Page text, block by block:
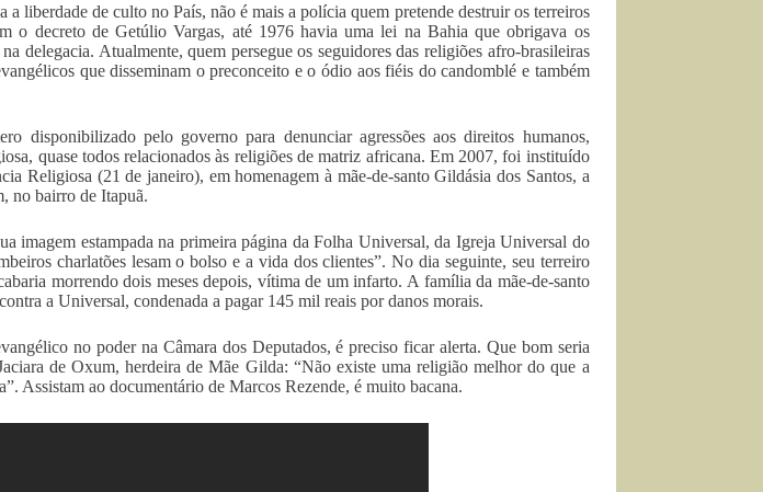
a liberdade de culto no País, não é mais a polícia quem pretende destruir os terreiros
o decreto de Getúlio Vargas, até 1976 havia uma lei na Bahia que obrigava os
delegacia. Atualmente, quem persegue os seguidores das religiões afro-brasileiras
que disseminam o preconceito e o ódio aos fiéis do candomblé e também
disponibilizado pelo governo para denunciar agressões aos direitos humanos,
quase todos relacionados às religiões de matriz africana. Em 2007, foi instituído
Religiosa (21 de janeiro), em homenagem à mãe-de-santo Gildásia dos Santos, a
no bairro de Itapuã.
imagem estampada na primeira página da Folha Universal, da Igreja Universal do
charlatões lesam o bolso e a vida dos clientes”. No dia seguinte, seu terreiro
morrendo dois meses depois, vítima de um infarto. A família da mãe-de-santo
a Universal, condenada a pagar 145 mil reais por danos morais.
no poder na Câmara dos Deputados, é preciso ficar alerta. Que bom seria
de Oxum, herdeira de Mãe Gilda: “Não existe uma religião melhor do que a
Assistam ao documentário de Marcos Rezende, é muito bacana.